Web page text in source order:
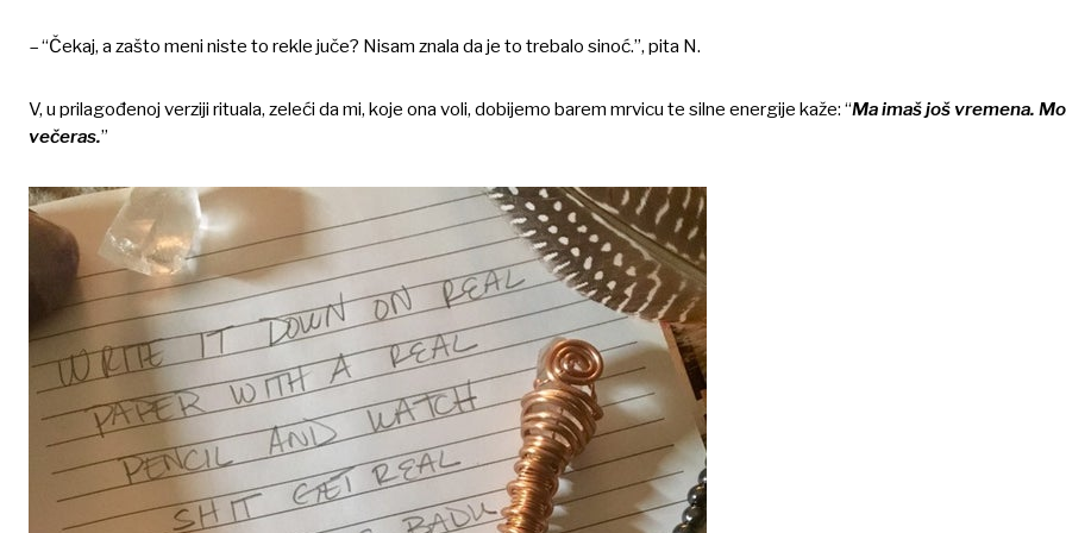
– “Čekaj, a zašto meni niste to rekle juče? Nisam znala da je to trebalo sinoć.”, pita N.
V, u prilagođenoj verziji rituala, zeleći da mi, koje ona voli, dobijemo barem mrvicu te silne energije kaže: “Ma imaš još vremena.
večeras.”